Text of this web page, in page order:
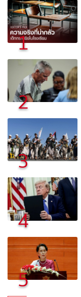
1
2
3
4
5